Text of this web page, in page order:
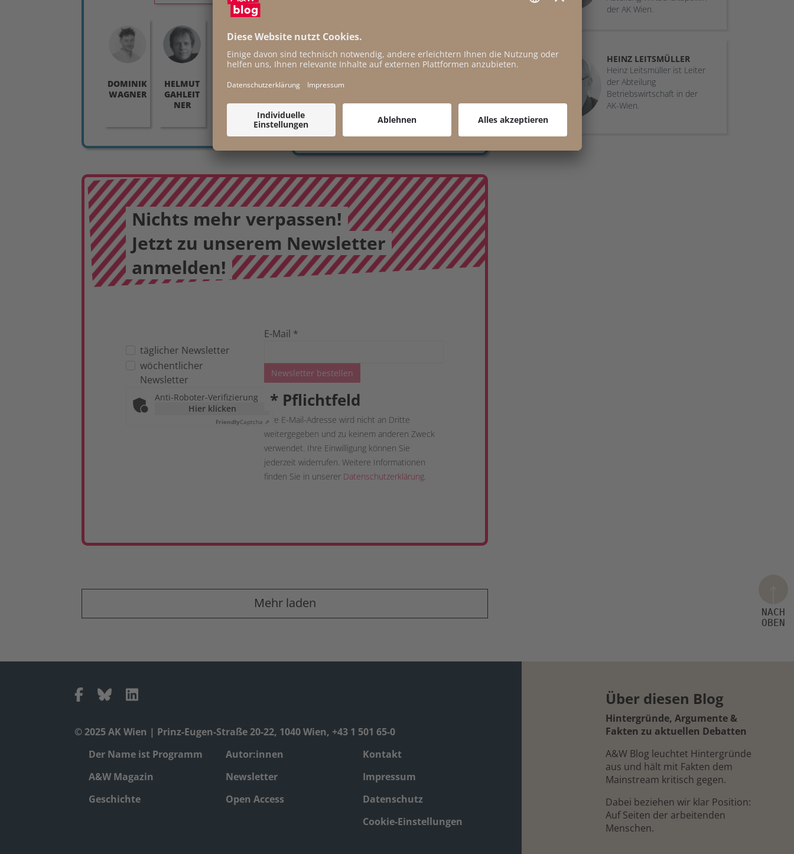
DOMINIK
WAGNER
HELMUT
GAHLEIT
NER
SUSANN
WIXFORT
HELMUT
HEINZ
LLER
MARKUS
Nichts mehr verpassen!
Jetzt zu unserem Newsletter
anmelden!
täglicher Newsletter
wöchentlicher
Newsletter
E-Mail *
Newsletter bestellen
Anti-Roboter-Verifizierung
Hier klicken
FriendlyCaptcha ⇗
* Pflichtfeld
Ihre E-Mail-Adresse wird nicht an Dritte
weitergegeben und zu keinem anderen Zweck
verwendet. Ihre Einwilligung können Sie
jederzeit widerrufen. Weitere Informationen
finden Sie in unserer Datenschutzerklärung.
Mehr laden
der AK Wien.
HEINZ LEITSMÜLLER
Heinz Leitsmüller ist Leiter
der Abteilung
Betriebswirtschaft in der
AK-Wien.
© 2025 AK Wien | Prinz-Eugen-Straße 20-22, 1040 Wien, +43 1 501 65-0
Der Name ist Programm
A&W Magazin
Geschichte
Autor:innen
Newsletter
Open Access
Kontakt
Impressum
Datenschutz
Cookie-Einstellungen
Über diesen Blog
Hintergründe, Argumente &
Fakten zu aktuellen Debatten
A&W Blog leuchtet Hintergründe
aus und hält mit Fakten dem
Mainstream kritisch gegen.
Dabei beziehen wir klar Position:
Auf Seiten der arbeitenden
Menschen.